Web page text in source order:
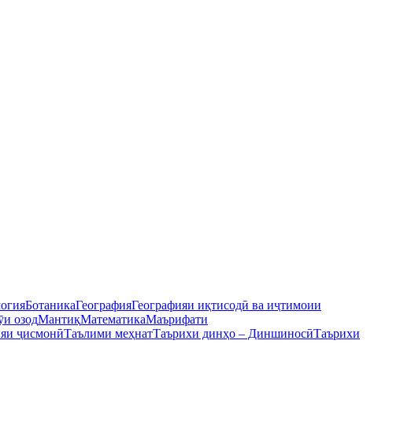
БотаникаГеографияГеографияи иқтисодӣ ва иҷтимоии
озодМантиқМатематикаМаърифати
ҷисмонӣТаълими меҳнатТаърихи динҳо – ДиншиносӣТаърихи